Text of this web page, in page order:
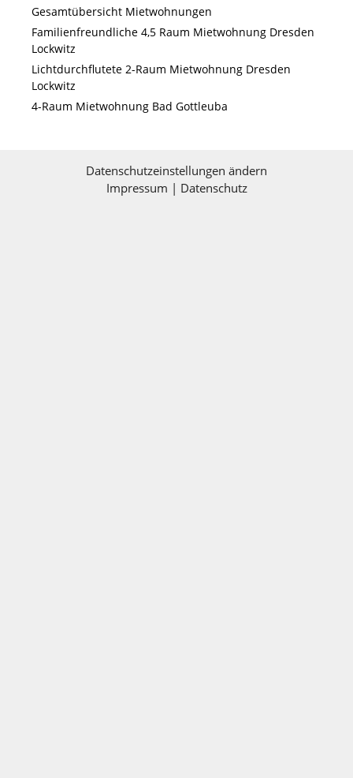
Gesamtübersicht Mietwohnungen
Familienfreundliche 4,5 Raum Mietwohnung Dresden
Lockwitz
Lichtdurchflutete 2-Raum Mietwohnung Dresden
Lockwitz
4-Raum Mietwohnung Bad Gottleuba
Datenschutzeinstellungen ändern
Impressum | Datenschutz